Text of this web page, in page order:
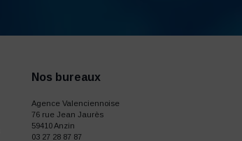
Nos bureaux
Agence Valenciennoise
76 rue Jean Jaurès
59410 Anzin
03 27 28 87 87